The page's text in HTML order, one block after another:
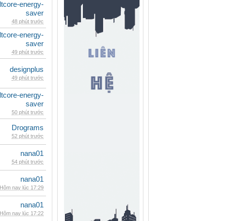
energy-
saver
48 phút trước
energy-
saver
49 phút trước
designplus
49 phút trước
energy-
saver
50 phút trước
Drograms
52 phút trước
nana01
54 phút trước
nana01
Hôm nay lúc 17:29
nana01
Hôm nay lúc 17:22